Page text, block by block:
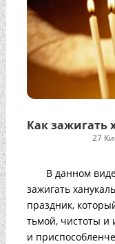
Как зажигать
27
В данном
зажигать
праздник,
тьмой, чистоты и
и